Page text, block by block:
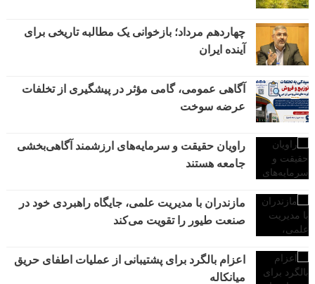
چهاردهم مرداد؛ بازخوانی یک مطالبه تاریخی برای
آینده ایران
آگاهی عمومی، گامی مؤثر در پیشگیری از تخلفات
عرضه سوخت
راویان حقیقت و سرمایه‌های ارزشمند آگاهی‌بخشی
جامعه هستند
مازندران با مدیریت علمی، جایگاه راهبردی خود در
صنعت طیور را تقویت می‌کند
اعزام بالگرد برای پشتیبانی از عملیات اطفای حریق
میانکاله